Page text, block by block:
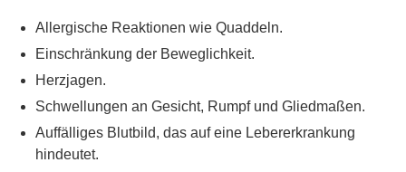
Allergische Reaktionen wie Quaddeln.
Einschränkung der Beweglichkeit.
Herzjagen.
Schwellungen an Gesicht, Rumpf und Gliedmaßen.
Auffälliges Blutbild, das auf eine Lebererkrankung
hindeutet.